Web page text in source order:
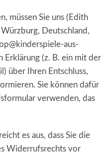
müssen Sie uns (Edith
Deutschland,
aus-
Erklärung (z. B. ein mit der
über Ihren Entschluss,
Sie können dafür
verwenden, das
es aus, dass Sie die
Widerrufsrechts vor